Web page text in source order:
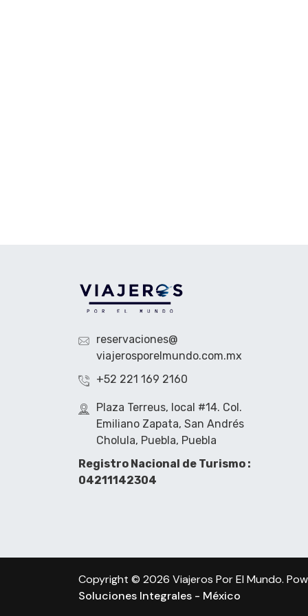
reservaciones@
viajerosporelmundo.com.mx
+52 221 169 2160
Plaza Terreus, local #14. Col.
Emiliano Zapata, San Andrés
Cholula, Puebla, Puebla
Registro Nacional de Turismo :
04211142304
Copyright © 2026 Viajeros Por El Mundo.
Soluciones Integrales - México